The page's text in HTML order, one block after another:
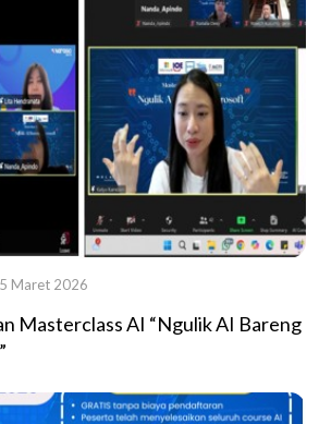
5 Maret 2026
Masterclass AI “Ngulik AI Bareng